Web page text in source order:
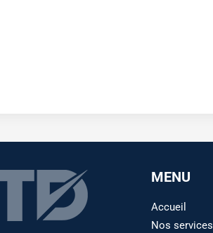
MENU
Accueil
Nos services